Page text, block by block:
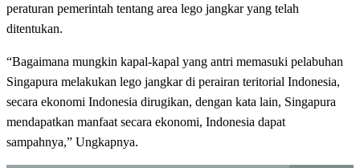
peraturan pemerintah tentang area lego jangkar yang telah
ditentukan.
“Bagaimana mungkin kapal-kapal yang antri memasuki pelabuhan
Singapura melakukan lego jangkar di perairan teritorial Indonesia,
secara ekonomi Indonesia dirugikan, dengan kata lain, Singapura
mendapatkan manfaat secara ekonomi, Indonesia dapat
sampahnya,” Ungkapnya.